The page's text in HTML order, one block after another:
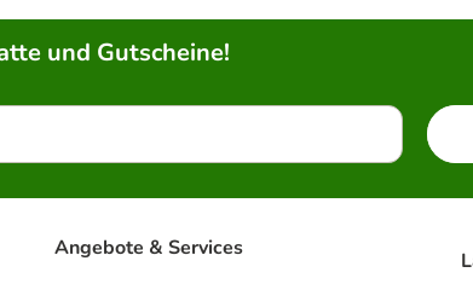
und Gutscheine!
Angebote & Services